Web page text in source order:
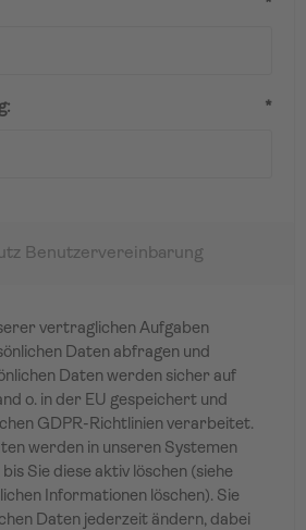
*
*
Benutzervereinbarung
vertraglichen Aufgaben
Daten abfragen und
Daten werden sicher auf
o. in der EU gespeichert und
GDPR-Richtlinien verarbeitet.
werden in unseren Systemen
Sie diese aktiv löschen (siehe
Informationen löschen). Sie
Daten jederzeit ändern, dabei